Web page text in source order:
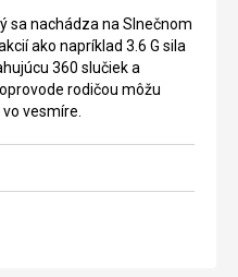
sa nachádza na Slnečnom
ako napríklad 3.6 G sila
360 slučiek a
rodičou môžu
vesmíre.